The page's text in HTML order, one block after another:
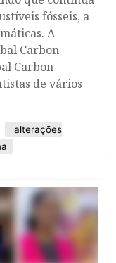
fósseis, a
A
Carbon
Carbon
de vários
alterações